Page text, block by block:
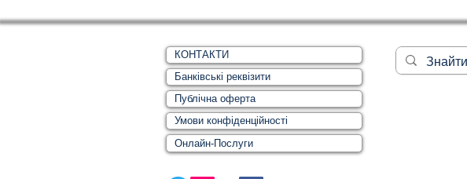
КОНТАКТИ
Банківські реквізити
Публічна оферта
Умови конфіденційності
Онлайн-Послуги